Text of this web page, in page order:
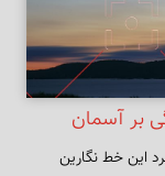
بر آسمان